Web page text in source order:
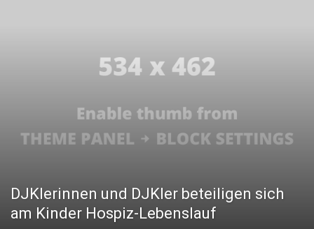
DJKlerinnen und DJKler beteiligen sich
am Kinder Hospiz-Lebenslauf